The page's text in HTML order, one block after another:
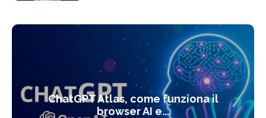
ChatGPT Atlas, come funziona il
browser AI e...